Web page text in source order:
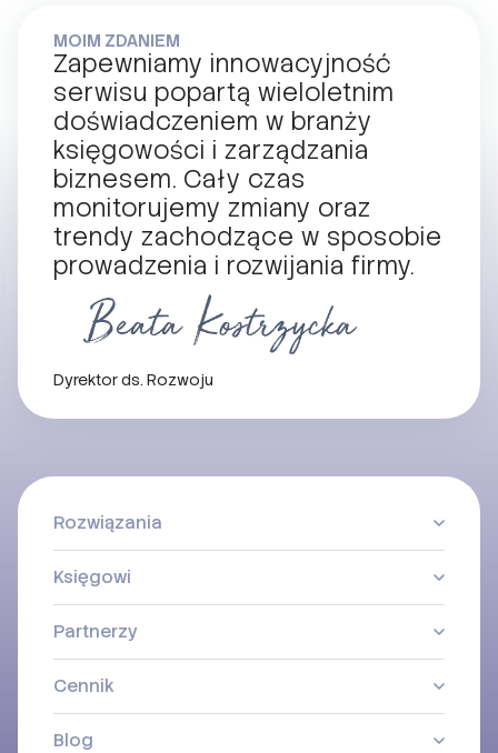
MOIM ZDANIEM
Zapewniamy innowacyjność
serwisu popartą wieloletnim
doświadczeniem w branży
księgowości i zarządzania
biznesem. Cały czas
monitorujemy zmiany oraz
trendy zachodzące w sposobie
prowadzenia i rozwijania firmy.
Dyrektor ds. Rozwoju
Rozwiązania
Księgowi
Partnerzy
Cennik
Blog